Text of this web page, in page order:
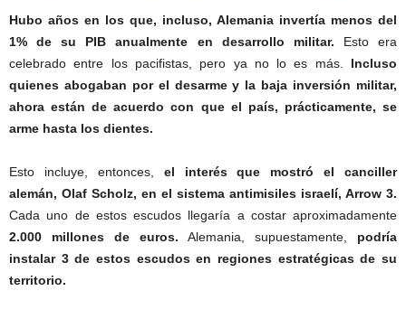
Hubo años en los que, incluso, Alemania invertía menos del
1% de su PIB anualmente en desarrollo militar. Esto era
celebrado entre los pacifistas, pero ya no lo es más.
Incluso
quienes abogaban por el desarme y la baja inversión militar,
ahora están de acuerdo con que el país, prácticamente, se
arme hasta los dientes.
Esto incluye, entonces,
el interés que mostró el canciller
alemán, Olaf Scholz, en el sistema antimisiles israelí, Arrow 3.
Cada uno de estos escudos llegaría a costar aproximadamente
2.000 millones de euros. Alemania, supuestamente, podría
instalar 3 de estos escudos en regiones estratégicas de su
territorio.